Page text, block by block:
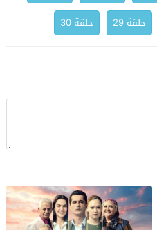
حلقة 29 حلقة 30